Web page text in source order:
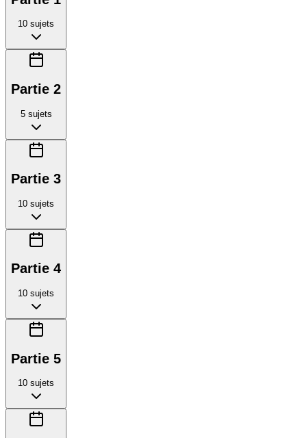
10 sujets
Partie 2
5sujets
Partie 3
10 sujets
Partie 4
10 sujets
Partie 5
10 sujets